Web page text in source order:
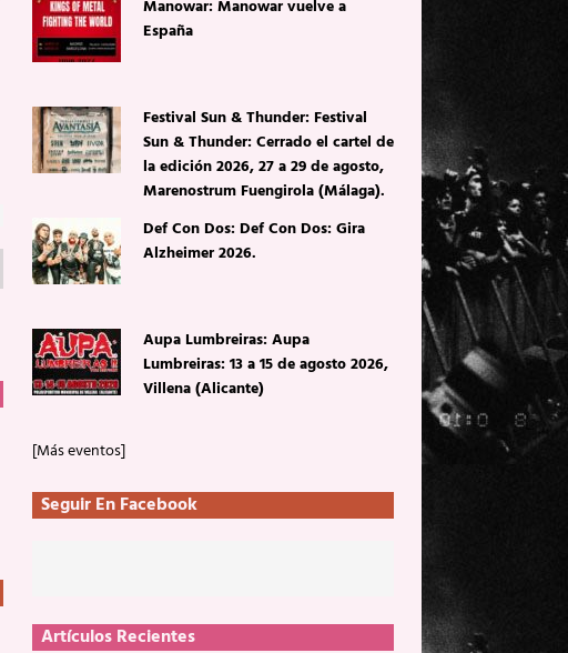
Manowar: Manowar vuelve a
España
Festival Sun & Thunder: Festival
Sun & Thunder: Cerrado el cartel de
la edición 2026, 27 a 29 de agosto,
Marenostrum Fuengirola (Málaga).
Def Con Dos: Def Con Dos: Gira
Alzheimer 2026.
Aupa Lumbreiras: Aupa
Lumbreiras: 13 a 15 de agosto 2026,
Villena (Alicante)
[Más eventos]
Seguir En Facebook
Artículos Recientes